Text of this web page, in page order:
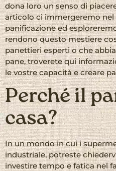
dona loro un senso di
articolo ci immergeremo
panificazione ed
rendono questo mestiere
panettieri esperti o che
pane, troverete qui
le vostre capacità e creare
Perché il
casa?
In un mondo in cui i
industriale, potreste
investire tempo e fatica nel